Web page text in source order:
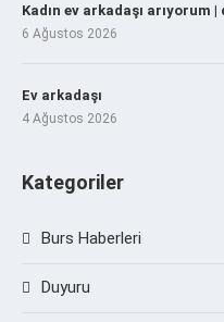
Kadın ev arkadaşı arıyorum |
6 Ağustos 2026
Ev arkadaşı
4 Ağustos 2026
Kategoriler
Burs Haberleri
Duyuru